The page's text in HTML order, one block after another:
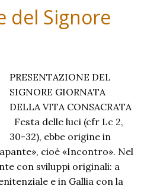
del Signore
PRESENTAZIONE DEL
SIGNORE GIORNATA
DELLA VITA CONSACRATA
Festa delle luci (cfr Lc 2,
30-32), ebbe origine in
cioè «Incontro». Nel
con sviluppi originali: a
e in Gallia con la